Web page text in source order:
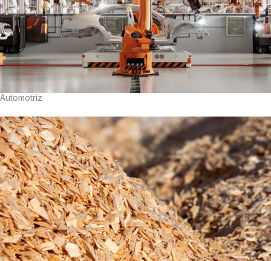
Automotriz